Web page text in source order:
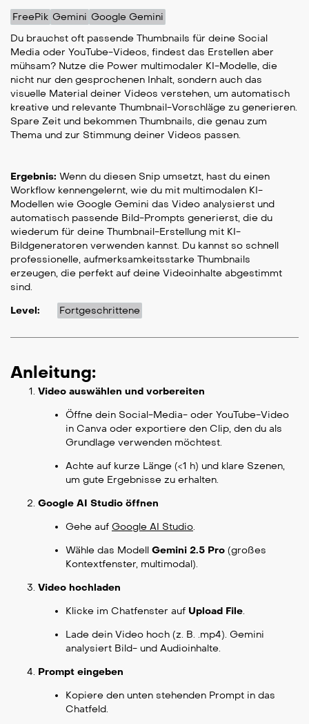
FreePik Gemini Google Gemini
Du brauchst oft passende Thumbnails für deine Social
Media oder YouTube-Videos, findest das Erstellen aber
mühsam? Nutze die Power multimodaler KI-Modelle, die
nicht nur den gesprochenen Inhalt, sondern auch das
visuelle Material deiner Videos verstehen, um automatisch
kreative und relevante Thumbnail-Vorschläge zu generieren.
Spare Zeit und bekommen Thumbnails, die genau zum
Thema und zur Stimmung deiner Videos passen.
Ergebnis: Wenn du diesen Snip umsetzt, hast du einen
Workflow kennengelernt, wie du mit multimodalen KI-
Modellen wie Google Gemini das Video analysierst und
automatisch passende Bild-Prompts generierst, die du
wiederum für deine Thumbnail-Erstellung mit KI-
Bildgeneratoren verwenden kannst. Du kannst so schnell
professionelle, aufmerksamkeitsstarke Thumbnails
erzeugen, die perfekt auf deine Videoinhalte abgestimmt
sind.
Level:
Fortgeschrittene
Anleitung:
Video auswählen und vorbereiten
Öffne dein Social-Media- oder YouTube-Video
in Canva oder exportiere den Clip, den du als
Grundlage verwenden möchtest.
Achte auf kurze Länge (<1 h) und klare Szenen,
um gute Ergebnisse zu erhalten.
Google AI Studio öffnen
Gehe auf Google AI Studio.
Wähle das Modell Gemini 2.5 Pro (großes
Kontextfenster, multimodal).
Video hochladen
Klicke im Chatfenster auf Upload File.
Lade dein Video hoch (z. B. .mp4). Gemini
analysiert Bild- und Audioinhalte.
Prompt eingeben
Kopiere den unten stehenden Prompt in das
Chatfeld.